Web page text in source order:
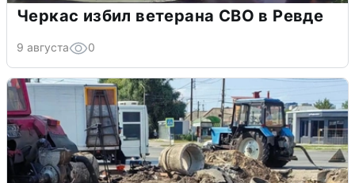
Черкас избил ветерана СВО в Ревде
9 августа 0